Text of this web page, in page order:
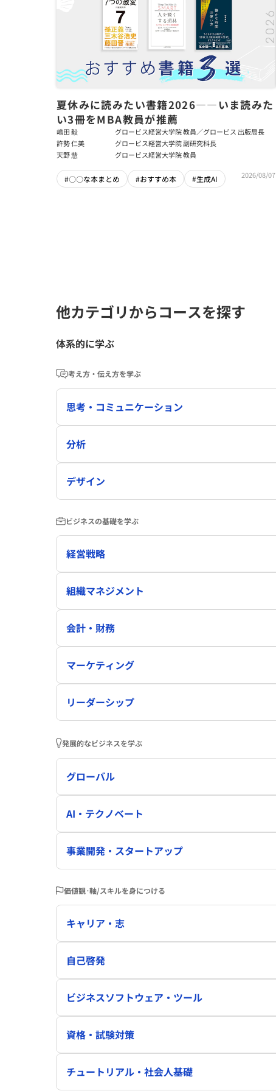
夏休みに読みたい書籍2026――いま読みた
い3冊をMBA教員が推薦
嶋田 毅
グロービス経営大学院 教員／グロービス 出版局長
許勢 仁美
グロービス経営大学院 副研究科長
天野 慧
グロービス経営大学院 教員
#〇〇な本まとめ #おすすめ本 #生成AI 2026/08/07
他カテゴリからコースを探す
体系的に学ぶ
考え方・伝え方を学ぶ
思考・コミュニケーション
分析
デザイン
ビジネスの基礎を学ぶ
経営戦略
組織マネジメント
会計・財務
マーケティング
リーダーシップ
発展的なビジネスを学ぶ
グローバル
AI・テクノベート
事業開発・スタートアップ
価値観･軸/スキルを身につける
キャリア・志
自己啓発
ビジネスソフトウェア・ツール
資格・試験対策
チュートリアル・社会人基礎